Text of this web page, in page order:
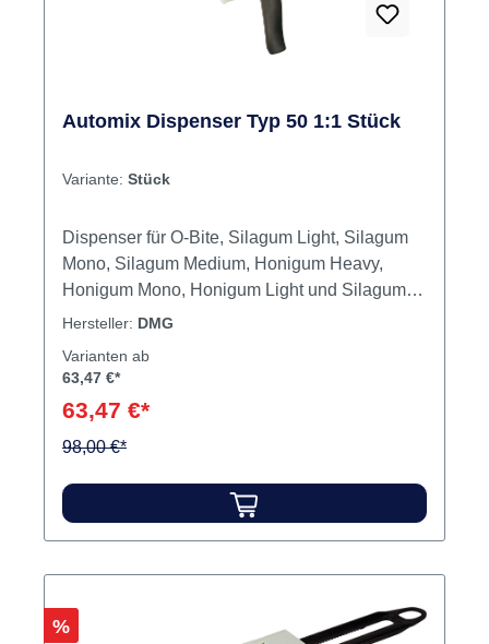
Automix Dispenser Typ 50 1:1 Stück
Variante: Stück
Dispenser für O-Bite, Silagum Light, Silagum
Mono, Silagum Medium, Honigum Heavy,
Honigum Mono, Honigum Light und Silagum
Comfort je in der 50 ml Kartusche. Inhalt
Hersteller: DMG
Varianten ab
63,47 €*
63,47 €*
98,00 €*
Rabatt
%